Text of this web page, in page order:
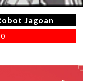
Jagoan